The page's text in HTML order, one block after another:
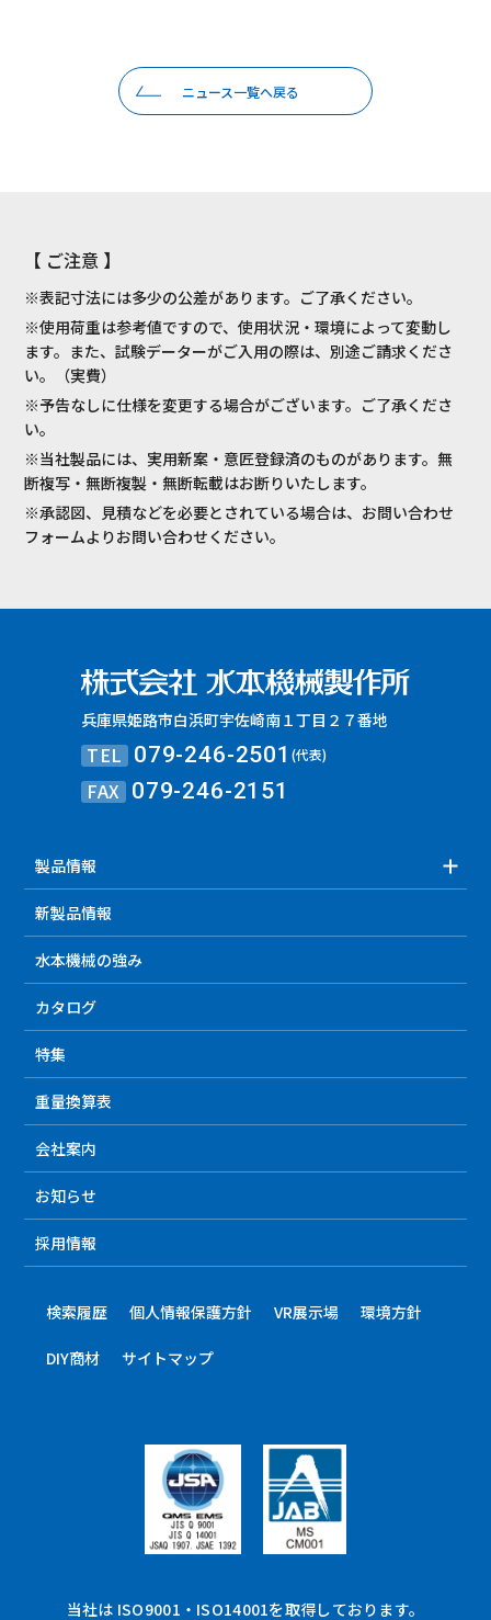
ニュース一覧へ戻る
【 ご注意 】
※表記寸法には多少の公差があります。ご了承ください。
※使用荷重は参考値ですので、使用状況・環境によって変動し
ます。また、試験データーがご入用の際は、別途ご請求くださ
い。（実費）
※予告なしに仕様を変更する場合がございます。ご了承くださ
い。
※当社製品には、実用新案・意匠登録済のものがあります。無
断複写・無断複製・無断転載はお断りいたします。
※承認図、見積などを必要とされている場合は、お問い合わせ
フォームよりお問い合わせください。
兵庫県姫路市白浜町宇佐崎南１丁目２７番地
TEL 079-246-2501(代表)
FAX 079-246-2151
製品情報
新製品情報
水本機械の強み
カタログ
特集
重量換算表
会社案内
お知らせ
採用情報
検索履歴 個人情報保護方針 VR展示場 環境方針
DIY商材 サイトマップ
当社は ISO9001・ISO14001を取得しております。